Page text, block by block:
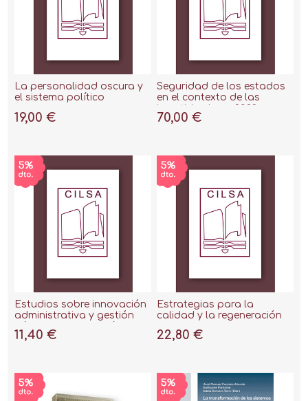
La personalidad oscura y
el sistema político
19,00 €
Seguridad de los estados
en el contexto de las
70,00 €
Estudios sobre innovación
administrativa y gestión
11,40 €
Estrategias para la
calidad y la regeneración
22,80 €